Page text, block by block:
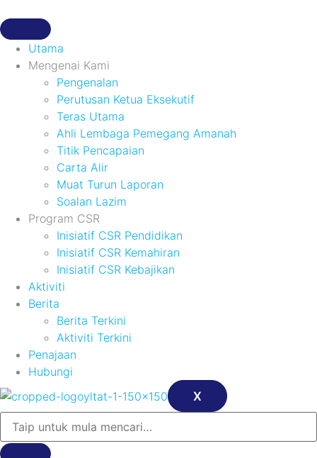
Utama
Mengenai Kami
Pengenalan
Perutusan Ketua Eksekutif
Teras Utama
Ahli Lembaga Pemegang Amanah
Titik Pencapaian
Carta Alir
Muat Turun Laporan
Soalan Lazim
Program CSR
Inisiatif CSR Pendidikan
Inisiatif CSR Kemahiran
Inisiatif CSR Kebajikan
Aktiviti
Berita
Berita Terkini
Aktiviti Terkini
Penajaan
Hubungi
X